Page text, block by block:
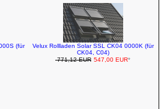
(für
Velux Rollladen Solar SSL CK04 0000K (für
CK04, C04)
771,12 EUR 547,00 EUR*